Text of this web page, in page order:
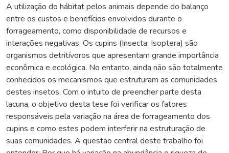
A utilização do hábitat pelos animais depende do balanço
entre os custos e benefícios envolvidos durante o
forrageamento, como disponibilidade de recursos e
interações negativas. Os cupins (Insecta: Isoptera) são
organismos detritívoros que apresentam grande importância
econômica e ecológica. No entanto, ainda não são totalmente
conhecidos os mecanismos que estruturam as comunidades
destes insetos. Com o intuito de preencher parte desta
lacuna, o objetivo desta tese foi verificar os fatores
responsáveis pela variação na área de forrageamento dos
cupins e como estes podem interferir na estruturação de
suas comunidades. A questão central deste trabalho foi